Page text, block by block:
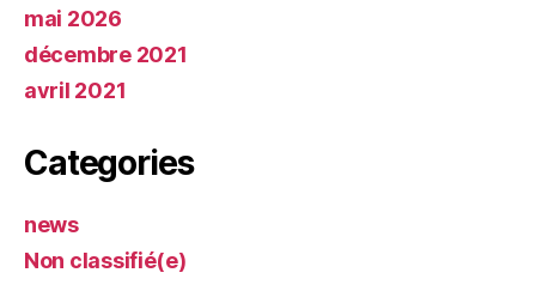
mai 2026
décembre 2021
avril 2021
Categories
news
Non classifié(e)